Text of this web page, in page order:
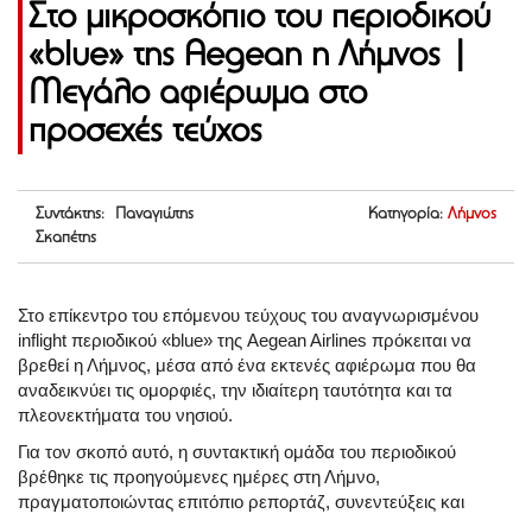
Στο μικροσκόπιο του περιοδικού
«blue» της Aegean η Λήμνος |
Μεγάλο αφιέρωμα στο
προσεχές τεύχος
Συντάκτης: Παναγιώτης
Σκαπέτης
Κατηγορία: Λήμνος
Στο επίκεντρο του επόμενου τεύχους του αναγνωρισμένου
inflight περιοδικού «blue» της Aegean Airlines πρόκειται να
βρεθεί η Λήμνος, μέσα από ένα εκτενές αφιέρωμα που θα
αναδεικνύει τις ομορφιές, την ιδιαίτερη ταυτότητα και τα
πλεονεκτήματα του νησιού.
Για τον σκοπό αυτό, η συντακτική ομάδα του περιοδικού
βρέθηκε τις προηγούμενες ημέρες στη Λήμνο,
πραγματοποιώντας επιτόπιο ρεπορτάζ, συνεντεύξεις και